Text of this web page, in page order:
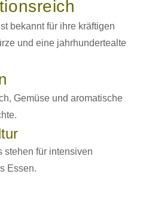
bekannt für ihre kräftigen
und eine jahrhundertealte
Gemüse und aromatische
stehen für intensiven
Essen.